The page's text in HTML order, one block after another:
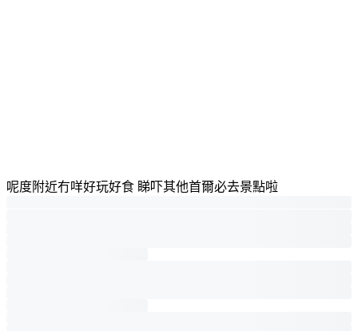
呢度附近冇咩好玩好食 睇吓其他首爾必去景點啦